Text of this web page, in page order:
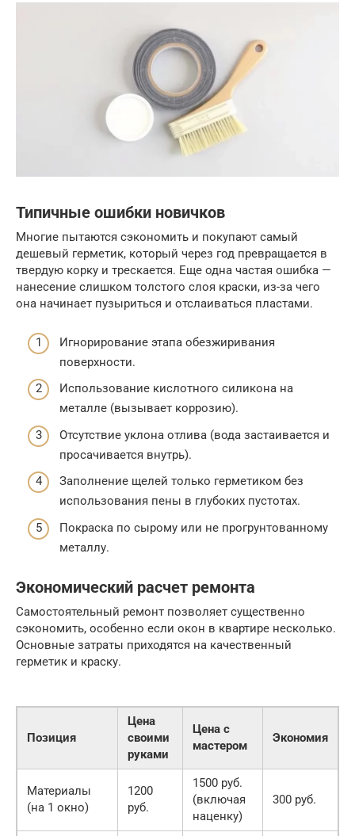
Типичные ошибки новичков
Многие пытаются сэкономить и покупают самый
дешевый герметик, который через год превращается в
твердую корку и трескается. Еще одна частая ошибка —
нанесение слишком толстого слоя краски, из-за чего
она начинает пузыриться и отслаиваться пластами.
Игнорирование этапа обезжиривания
поверхности.
Использование кислотного силикона на
металле (вызывает коррозию).
Отсутствие уклона отлива (вода застаивается и
просачивается внутрь).
Заполнение щелей только герметиком без
использования пены в глубоких пустотах.
Покраска по сырому или не прогрунтованному
металлу.
Экономический расчет ремонта
Самостоятельный ремонт позволяет существенно
сэкономить, особенно если окон в квартире несколько.
Основные затраты приходятся на качественный
герметик и краску.
Позиция
Цена
своими
руками
Цена с
мастером
Экономия
Материалы
(на 1 окно)
1200
руб.
1500 руб.
(включая
наценку)
300 руб.